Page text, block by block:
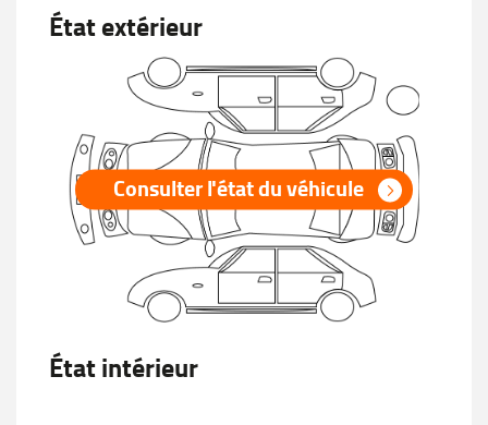
État extérieur
Consulter l'état du véhicule
État intérieur